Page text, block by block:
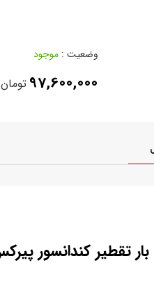
وضعیت : موجود
97,600,000 تومان
کندانسور